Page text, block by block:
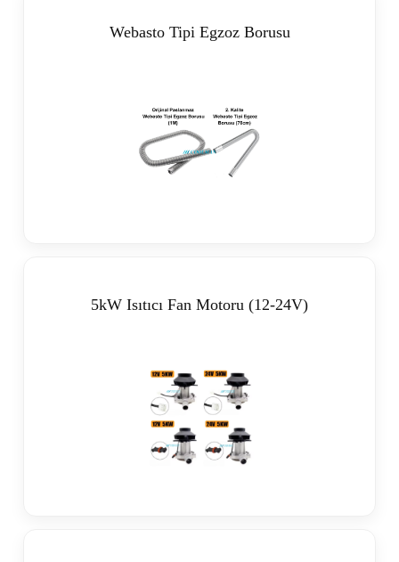
Webasto Tipi Egzoz Borusu
5kW Isıtıcı Fan Motoru (12-24V)